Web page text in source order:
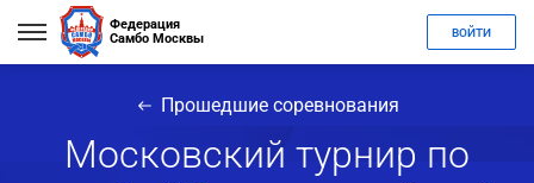
Федерация
Самбо Москвы
ВОЙТИ
Прошедшие соревнования
Московский турнир по